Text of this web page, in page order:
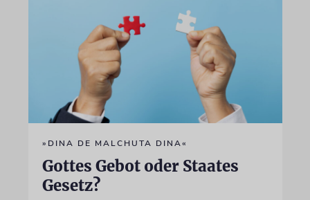
»DINA DE MALCHUTA DINA«
Gottes Gebot oder Staates
Gesetz?